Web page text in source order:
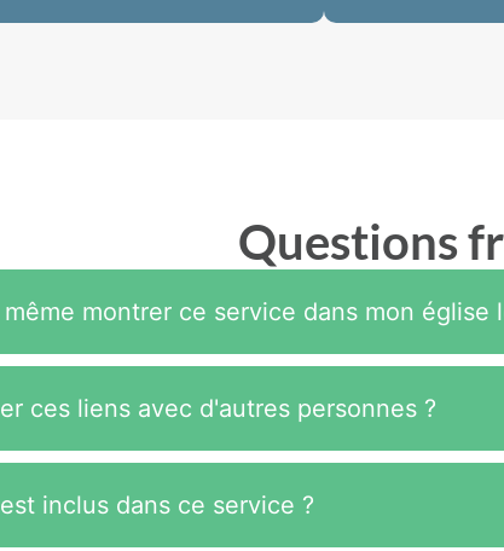
Questions
montrer ce service dans mon église
ces liens avec d'autres personnes ?
inclus dans ce service ?